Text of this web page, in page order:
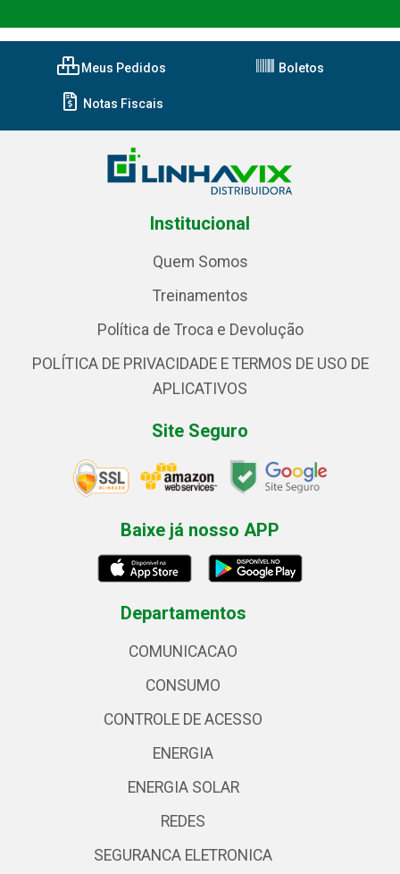
Meus Pedidos Boletos
Notas Fiscais
Institucional
Quem Somos
Treinamentos
Política de Troca e Devolução
POLÍTICA DE PRIVACIDADE E TERMOS DE USO DE
APLICATIVOS
Site Seguro
Baixe já nosso APP
Departamentos
COMUNICACAO
CONSUMO
CONTROLE DE ACESSO
ENERGIA
ENERGIA SOLAR
REDES
SEGURANCA ELETRONICA